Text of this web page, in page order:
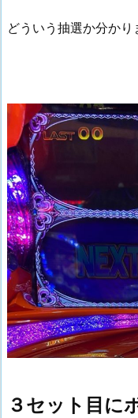
どういう抽選か分か
３セット目に